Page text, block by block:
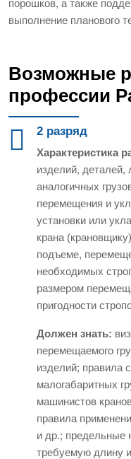
порошков, а также
выполнение планового
Возможные
профессии
2 разряд
Характеристика
изделий, деталей,
аналогичных
перемещения и
установки или
крана
подъеме,
необходимых
размером
пригодности
Должен знать:
перемещаемого
изделий; правила
малогабаритных
машинистов
правила
и др.; предельные
требуемую длину